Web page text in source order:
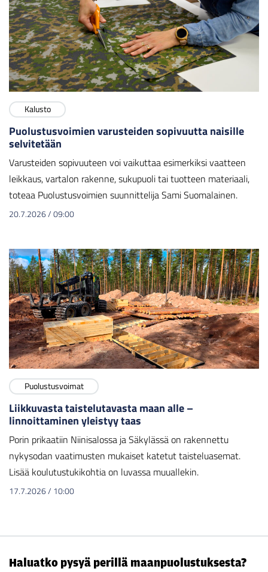
Kalusto
Puolustusvoimien varusteiden sopivuutta naisille
selvitetään
Varusteiden sopivuuteen voi vaikuttaa esimerkiksi vaatteen
leikkaus, vartalon rakenne, sukupuoli tai tuotteen materiaali,
toteaa Puolustusvoimien suunnittelija Sami Suomalainen.
20.7.2026/09:00
Puolustusvoimat
Liikkuvasta taistelutavasta maan alle –
linnoittaminen yleistyy taas
Porin prikaatiin Niinisalossa ja Säkylässä on rakennettu
nykysodan vaatimusten mukaiset katetut taisteluasemat.
Lisää koulutustukikohtia on luvassa muuallekin.
17.7.2026/ 10:00
Haluatko pysyä perillä maanpuolustuksesta?